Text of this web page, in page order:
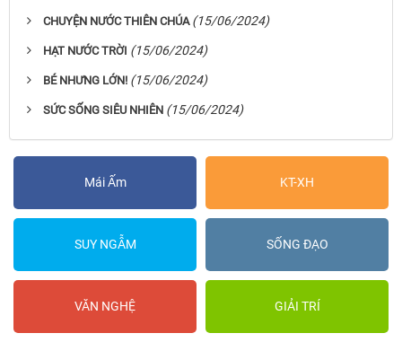
CHUYỆN NƯỚC THIÊN CHÚA (15/06/2024)
HẠT NƯỚC TRỜI (15/06/2024)
BÉ NHƯNG LỚN! (15/06/2024)
SỨC SỐNG SIÊU NHIÊN (15/06/2024)
Mái Ấm KT-XH
SUY NGẪM SỐNG ĐẠO
VĂN NGHỆ GIẢI TRÍ